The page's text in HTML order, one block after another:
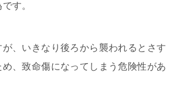
す。
、いきなり後ろから襲われるとさす
、致命傷になってしまう危険性があ